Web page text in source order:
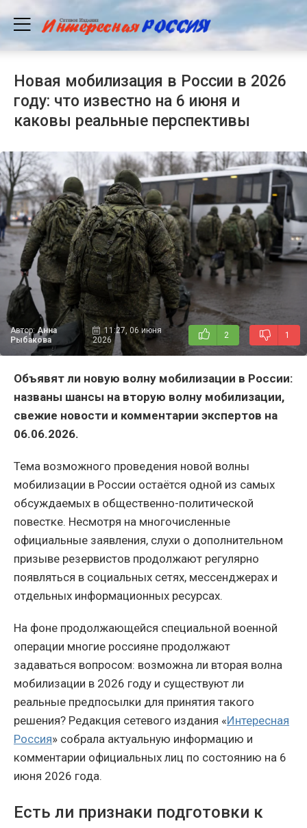
Новая мобилизация в России в 2026
году: что известно на 6 июня и
каковы реальные перспективы
Автор: Анна
Рыбакова
11:27, 06 июня
2026
2 1
Объявят ли новую волну мобилизации в России:
названы шансы на вторую волну мобилизации,
свежие новости и комментарии экспертов на
06.06.2026.
Тема возможного проведения новой волны
мобилизации в России остаётся одной из самых
обсуждаемых в общественно-политической
повестке. Несмотря на многочисленные
официальные заявления, слухи о дополнительном
призыве резервистов продолжают регулярно
появляться в социальных сетях, мессенджерах и
отдельных информационных ресурсах.
На фоне продолжающейся специальной военной
операции многие россияне продолжают
задаваться вопросом: возможна ли вторая волна
мобилизации в 2026 году и существуют ли
реальные предпосылки для принятия такого
решения? Редакция сетевого издания «Интересная
Россия» собрала актуальную информацию и
комментарии официальных лиц по состоянию на 6
июня 2026 года.
Есть ли признаки подготовки к